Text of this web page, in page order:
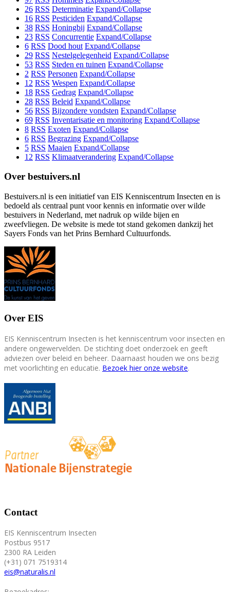
26 RSS Determinatie Expand/Collapse
16 RSS Pesticiden Expand/Collapse
38 RSS Honingbij Expand/Collapse
23 RSS Concurrentie Expand/Collapse
6 RSS Dood hout Expand/Collapse
29 RSS Nestelgelegenheid Expand/Collapse
53 RSS Steden en tuinen Expand/Collapse
2 RSS Personen Expand/Collapse
12 RSS Wespen Expand/Collapse
18 RSS Gedrag Expand/Collapse
28 RSS Beleid Expand/Collapse
56 RSS Bijzondere vondsten Expand/Collapse
69 RSS Inventarisatie en monitoring Expand/Collapse
8 RSS Exoten Expand/Collapse
6 RSS Begrazing Expand/Collapse
5 RSS Maaien Expand/Collapse
12 RSS Klimaatverandering Expand/Collapse
Over bestuivers.nl
Bestuivers.nl is een initiatief van EIS Kenniscentrum Insecten en is
bedoeld als centraal punt voor kennis en informatie over wilde
bestuivers in Nederland, met nadruk op wilde bijen en
zweefvliegen. De website is mede tot stand gekomen dankzij het
Sayers Fonds van het Prins Bernhard Cultuurfonds.
Over EIS
EIS Kenniscentrum Insecten is het kenniscentrum voor insecten en
andere ongewervelden. De stichting doet onderzoek en geeft
adviezen over beleid en beheer. Daarnaast houden we ons bezig
met voorlichting en educatie. Bezoek hier onze website.
Contact
EIS Kenniscentrum Insecten
Postbus 9517
2300 RA Leiden
(+31) 071 7519314
eis@naturalis.nl